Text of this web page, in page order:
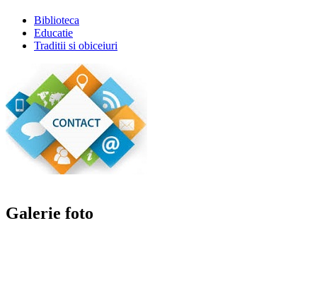
Biblioteca
Educatie
Traditii si obiceiuri
Galerie foto